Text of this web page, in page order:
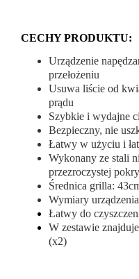
CECHY PRODUKTU:
Urządzenie
przełożeniu
Usuwa liście od
prądu
Szybkie i wydajne
Bezpieczny, nie
Łatwy w użyciu i
Wykonany ze stali
przezroczystej
Średnica grilla:
Wymiary
Łatwy do
W zestawie
(x2)